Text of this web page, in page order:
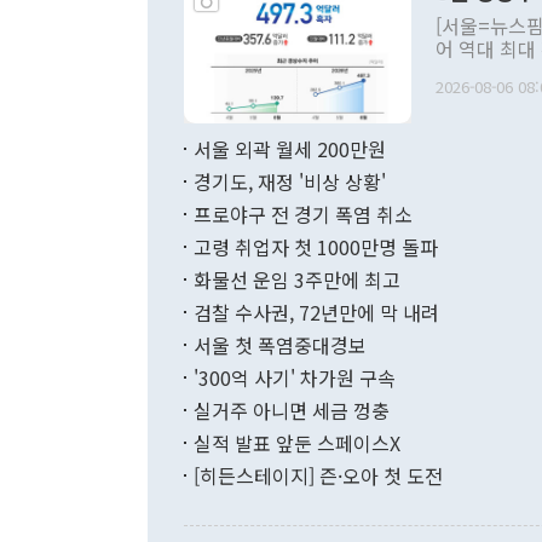
관의 대북
관 부처 장
관의 무리한
다. [정동영 통일부 장관이 지난달 23일 오후 서울 종로구 정부서울청사에
무너졌다고
함께 4자 대
"우리의 선
관은 업무
[서울=뉴스
어 역대 최
료=한국은행] 한국은행이 6일 발표한 '2026년 6월 국제수지(잠정)'
며 월간 기
196.9% 급
수출은
기록했지만
로 전환됐다.
는 배당수입
2026-08-06
서울 외곽 월세 200만원
경기도, 재정 '비상 상황'
프로야구 전 경기 폭염 취소
고령 취업자 첫 1000만명 돌파
화물선 운임 3주만에 최고
검찰 수사권, 72년만에 막 내려
서울 첫 폭염중대경보
'300억 사기' 차가원 구속
실거주 아니면 세금 껑충
실적 발표 앞둔 스페이스X
[히든스테이지] 즌·오아 첫 도전